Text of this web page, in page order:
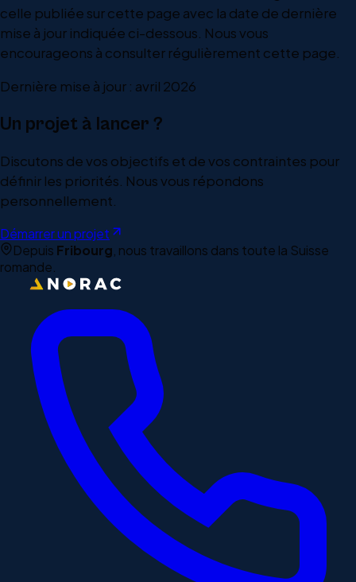
celle publiée sur cette page avec la date de dernière
mise à jour indiquée ci-dessous. Nous vous
encourageons à consulter régulièrement cette page.
Dernière mise à jour : avril 2026
Un projet à lancer ?
Discutons de vos objectifs et de vos contraintes pour
définir les priorités. Nous vous répondons
personnellement.
Démarrer un projet
Depuis Fribourg, nous travaillons dans toute la Suisse
romande.